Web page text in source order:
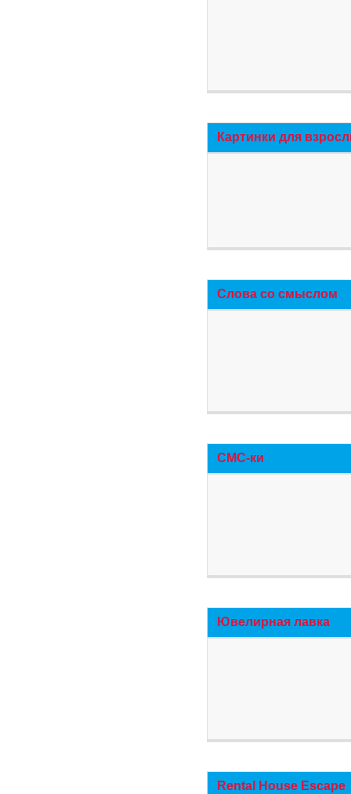
Картинки для
Слова со смыслом
СМС-ки
Ювелирная лавка
Rental House Escape